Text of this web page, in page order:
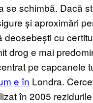
se schimbă. Dacă
și aproximări
deosebești cu
drog e mai
pe capcanele
e în Londra.
în 2005